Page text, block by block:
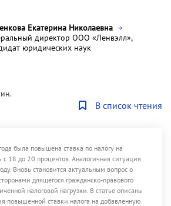
Екатерина Николаевна
директор ООО «Ленвэлл»,
юридических наук
В список чтения
была повышена ставка по налогу на
с 18 до 20 процентов. Аналогичная ситуация
Вновь становится актуальным вопрос о
длящегося гражданско-правового
налоговой нагрузки. В статье описаны
повышенной ставки налога на добавленную